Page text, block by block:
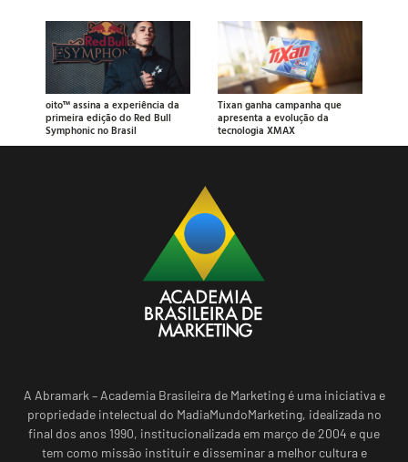
oito™ assina a experiência da
primeira edição do Red Bull
Symphonic no Brasil
Tixan ganha campanha que
apresenta a evolução da
tecnologia XMAX
A Abramark – Academia Brasileira de Marketing é uma iniciativa e
propriedade intelectual do MadiaMundoMarketing, idealizada no
final dos anos 1990, institucionalizada em março de 2004 e que
tem como missão instituir e disseminar a melhor cultura e